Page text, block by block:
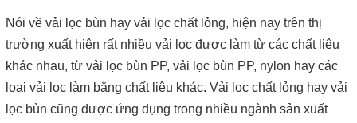
Nói về vải lọc bùn hay vải lọc chất lỏng, hiện nay trên thị
trường xuất hiện rất nhiều vải lọc được làm từ các chất liệu
khác nhau, từ vải lọc bùn PP, vải lọc bùn PP, nylon hay các
loại vải lọc làm bằng chất liệu khác. Vải lọc chất lỏng hay vải
lọc bùn cũng được ứng dụng trong nhiều ngành sản xuất